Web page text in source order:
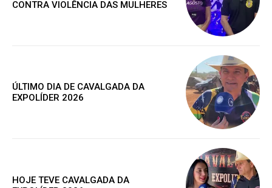
Assine nosso site e tenha acessos
exclusivo
CONTRA VIOLÊNCIA DAS MULHERES
ÚLTIMO DIA DE CAVALGADA DA
EXPOLÍDER 2026
HOJE TEVE CAVALGADA DA